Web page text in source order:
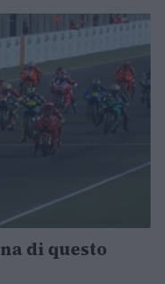
di questo